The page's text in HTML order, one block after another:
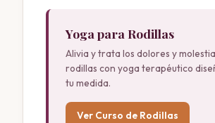
Yoga para Rodillas
Alivia y trata los dolores y
rodillas con yoga terapéutico
tu medida.
Ver Curso de Rodillas